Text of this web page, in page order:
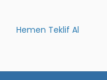
Hemen Teklif Al